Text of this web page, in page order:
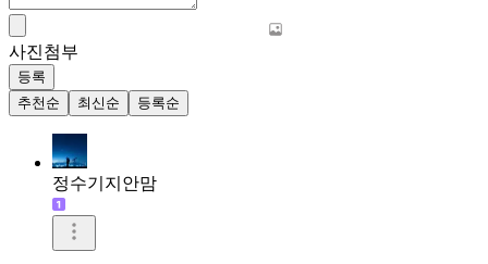
사진첨부
등록
추천순
최신순 등록순
정수기지안맘